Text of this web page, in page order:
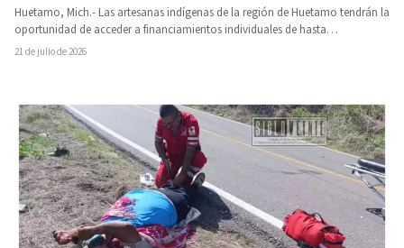
Huetamo, Mich.- Las artesanas indígenas de la región de Huetamo tendrán la
oportunidad de acceder a financiamientos individuales de hasta…
21 de julio de 2026